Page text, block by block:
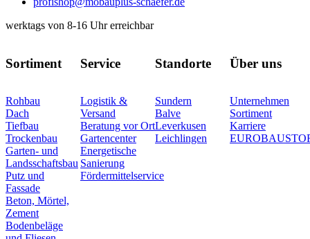
werktags von 8-16 Uhr erreichbar
Sortiment
Rohbau
Dach
Tiefbau
Trockenbau
Garten- und
Landsschaftsbau
Putz und
Fassade
Beton, Mörtel,
Zement
Bodenbeläge
Service
Logistik &
Versand
Beratung vor Ort
Gartencenter
Energetische
Sanierung
Fördermittelservice
Standorte
Sundern
Balve
Leverkusen
Leichlingen
Über uns
Unternehmen
Sortiment
Karriere